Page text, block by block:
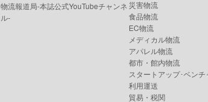
物流報道局-本誌公式YouTubeチャンネ
ル-
災害物流
食品物流
EC物流
メディカル物流
アパレル物流
都市・館内物流
スタートアップ･ベンチ
利用運送
貿易・税関